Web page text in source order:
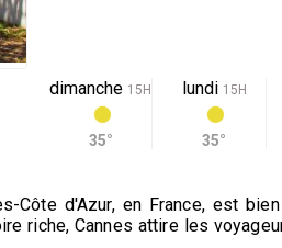
dimanche 15H
35°
lundi 15H
35°
Côte d'Azur, en France, est
riche, Cannes attire les